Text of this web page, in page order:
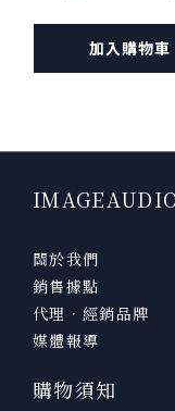
加入購物車
關於我們
銷售據點
代理．經銷品牌
媒體報導
購物須知